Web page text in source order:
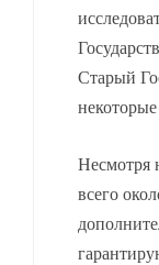
Старый
некоторые
Несмотря
всего